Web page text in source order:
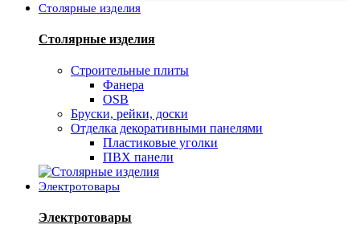
Столярные изделия
Столярные изделия
Строительные плиты
Фанера
OSB
Бруски, рейки, доски
Отделка декоративными панелями
Пластиковые уголки
ПВХ панели
Электротовары
Электротовары